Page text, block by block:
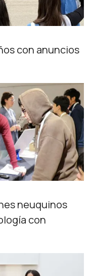
con anuncios
neuquinos
con